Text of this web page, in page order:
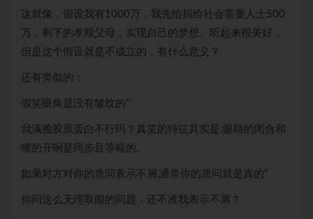
这就像，假设我有1000万，我先给捐给社会需要人士500
万，剩下的孝顺父母，实现自己的梦想。听起来很美好，
但是这个假设就是不成立的，有什么意义？
还有类似的：
假笑眼角是没有皱纹的”
我满脸胶原蛋白不行吗？真笑的特征其实是:眼睛的闭合和
嘴的开咧是同步且等幅的。
如果对方对你的质问表示不屑,通常你的质问就是真的”
你问这么无理取闹的问题，还不准我表示不屑？